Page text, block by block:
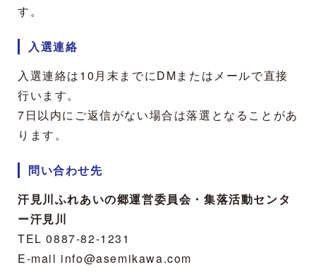
す。
入選連絡
入選連絡は10月末までにDMまたはメールで直接
行います。
7日以内にご返信がない場合は落選となることがあ
ります。
問い合わせ先
汗見川ふれあいの郷運営委員会・集落活動センタ
ー汗見川
TEL 0887-82-1231
E-mail info@asemikawa.com